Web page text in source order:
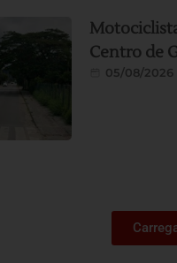
Centro de
05/08/2026